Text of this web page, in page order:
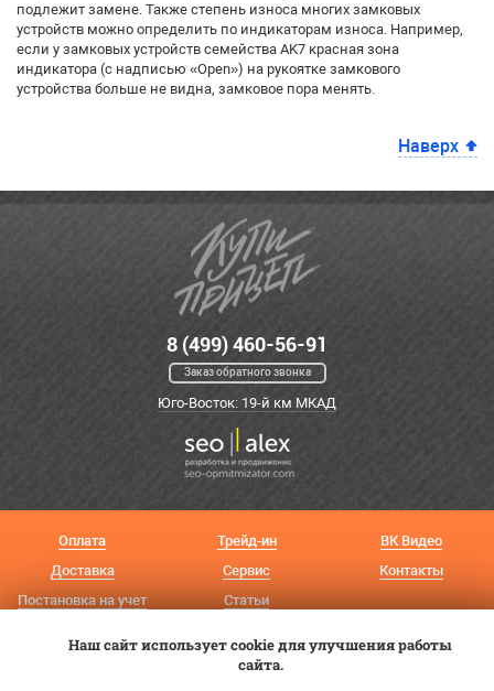
подлежит замене. Также степень износа многих замковых
устройств можно определить по индикаторам износа. Например,
если у замковых устройств семейства AK7 красная зона
индикатора (с надписью «Open») на рукоятке замкового
устройства больше не видна, замковое пора менять.
Наверх
8 (499) 460-56-91
Заказ обратного звонка
Юго-Восток: 19-й км МКАД
Оплата
Доставка
Постановка на учет
Трейд-ин
Сервис
Статьи
ВК Видео
Контакты
© 2012—2026 «Купи прицеп»™ (ООО «Авангард», ИНН 9723035587)
Наш сайт использует cookie для улучшения работы
сайта.